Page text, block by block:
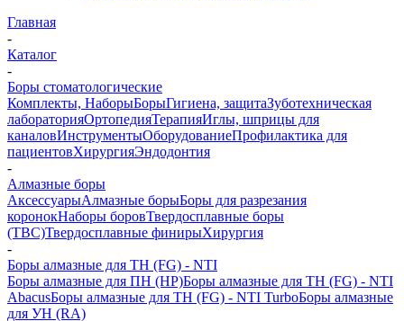
Главная
-
Каталог
-
Боры стоматологические
Комплекты, НаборыБорыГигиена, защитаЗуботехническая
лабораторияОртопедияТерапияИглы, шприцы для
каналовИнструментыОборудованиеПрофилактика для
пациентовХирургияЭндодонтия
-
Алмазные боры
АксессуарыАлмазные борыБоры для разрезания
коронокНаборы боровТвердосплавные боры
(ТВС)Твердосплавные финирыХирургия
-
Боры алмазные для ТН (FG) - NTI
Боры алмазные для ПН (HP)Боры алмазные для ТН (FG) - NTI
AbacusБоры алмазные для ТН (FG) - NTI TurboБоры алмазные
для УН (RA)